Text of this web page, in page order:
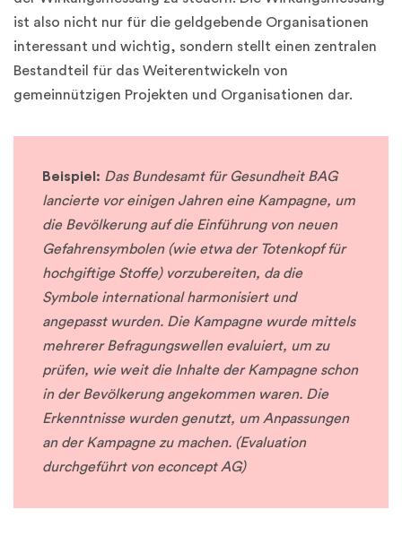
ist also nicht nur für die geldgebende Organisationen
interessant und wichtig, sondern stellt einen zentralen
Bestandteil für das Weiterentwickeln von
gemeinnützigen Projekten und Organisationen dar.
Beispiel: Das Bundesamt für Gesundheit BAG
lancierte vor einigen Jahren eine Kampagne, um
die Bevölkerung auf die Einführung von neuen
Gefahrensymbolen (wie etwa der Totenkopf für
hochgiftige Stoffe) vorzubereiten, da die
Symbole international harmonisiert und
angepasst wurden. Die Kampagne wurde mittels
mehrerer Befragungswellen evaluiert, um zu
prüfen, wie weit die Inhalte der Kampagne schon
in der Bevölkerung angekommen waren. Die
Erkenntnisse wurden genutzt, um Anpassungen
an der Kampagne zu machen. (Evaluation
durchgeführt von econcept AG)